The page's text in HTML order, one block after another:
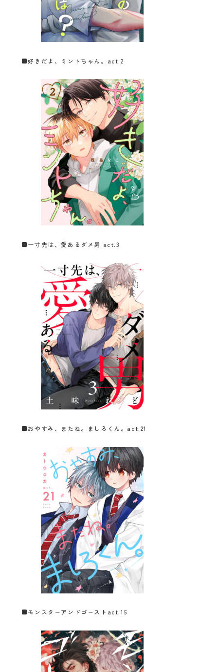
■好きだよ、ミントちゃん。act.2
■一寸先は、愛あるダメ男 act.3
■おやすみ、またね。ましろくん。act.21
■モンスターアンドゴーストact.15